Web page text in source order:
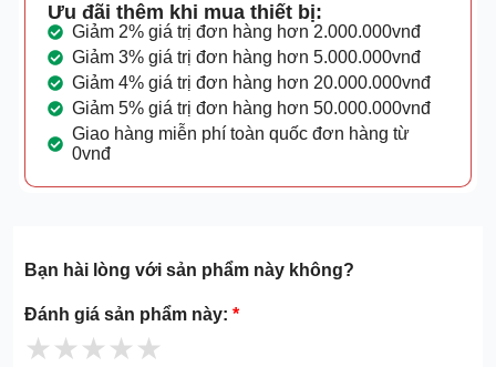
Ưu đãi thêm khi mua thiết bị:
Giảm 2% giá trị đơn hàng hơn 2.000.000vnđ
Giảm 3% giá trị đơn hàng hơn 5.000.000vnđ
Giảm 4% giá trị đơn hàng hơn 20.000.000vnđ
Giảm 5% giá trị đơn hàng hơn 50.000.000vnđ
Giao hàng miễn phí toàn quốc đơn hàng từ
0vnđ
Bạn hài lòng với sản phẩm này không?
Đánh giá sản phẩm này:*
★★★★★